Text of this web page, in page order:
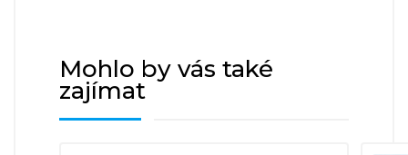
Mohlo by vás také
zajímat